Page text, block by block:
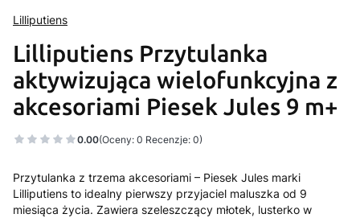
Lilliputiens
Lilliputiens Przytulanka
aktywizująca wielofunkcyjna z
akcesoriami Piesek Jules 9 m+
0.00(Oceny: 0 Recenzje: 0)
Przytulanka z trzema akcesoriami – Piesek Jules marki
Lilliputiens to idealny pierwszy przyjaciel maluszka od 9
miesiąca życia. Zawiera szeleszczący młotek, lusterko w